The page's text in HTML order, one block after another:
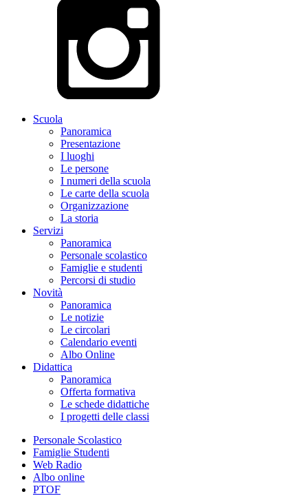
Scuola
Panoramica
Presentazione
I luoghi
Le persone
I numeri della scuola
Le carte della scuola
Organizzazione
La storia
Servizi
Panoramica
Personale scolastico
Famiglie e studenti
Percorsi di studio
Novità
Panoramica
Le notizie
Le circolari
Calendario eventi
Albo Online
Didattica
Panoramica
Offerta formativa
Le schede didattiche
I progetti delle classi
Personale Scolastico
Famiglie Studenti
Web Radio
Albo online
PTOF